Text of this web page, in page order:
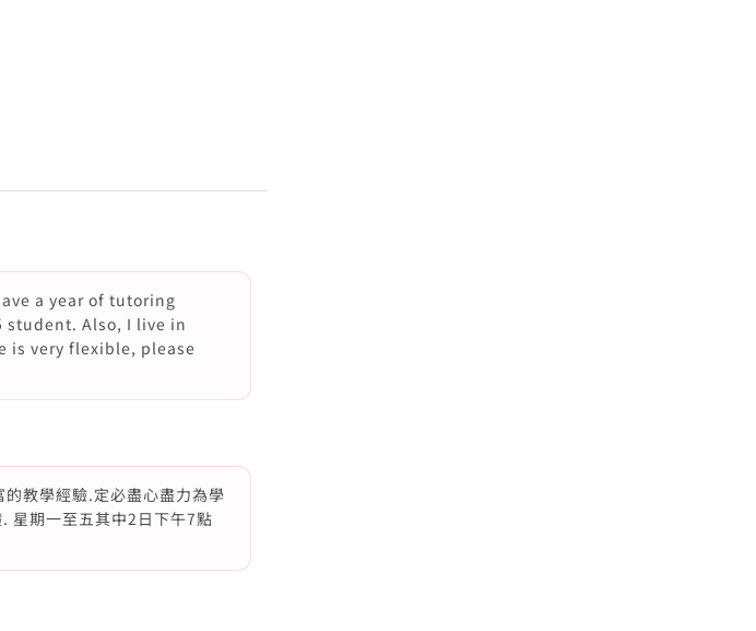
a year of tutoring
student. Also, I live in
is very flexible, please
教學經驗.定必盡心盡力為學
星期一至五其中2日下午7點